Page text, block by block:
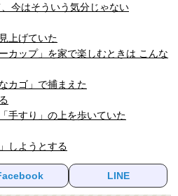
今はそういう気分じゃない
上げていた
カップ」を家で楽しむときは こんな
カゴ」で捕まえた
手すり」の上を歩いていた
しようとする
LINE